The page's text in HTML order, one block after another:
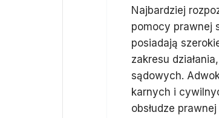
Najbardziej
pomocy prawnej
posiadają
zakresu
sądowych.
karnych i
obsłudze